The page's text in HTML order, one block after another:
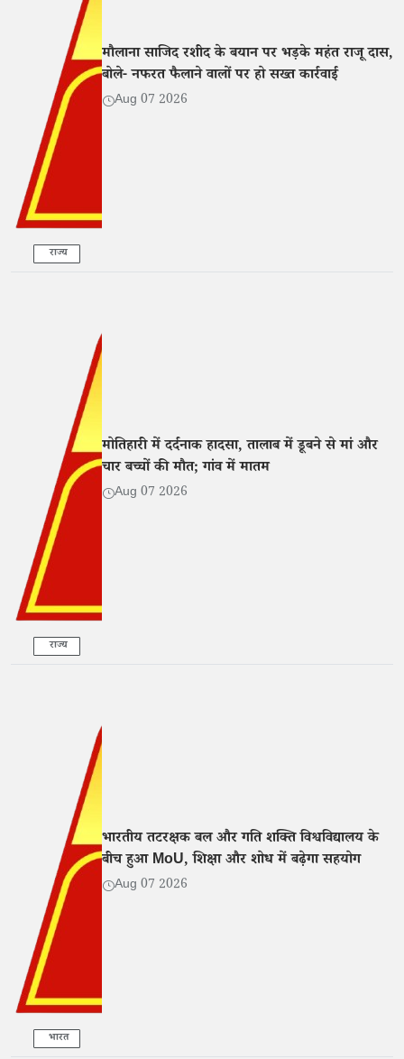
राज्य
मौलाना साजिद रशीद के बयान पर भड़के महंत राजू दास,
बोले- नफरत फैलाने वालों पर हो सख्त कार्रवाई
Aug 07 2026
राज्य
मोतिहारी में दर्दनाक हादसा, तालाब में डूबने से मां और
चार बच्चों की मौत; गांव में मातम
Aug 07 2026
भारत
भारतीय तटरक्षक बल और गति शक्ति विश्वविद्यालय के
बीच हुआ MoU, शिक्षा और शोध में बढ़ेगा सहयोग
Aug 07 2026